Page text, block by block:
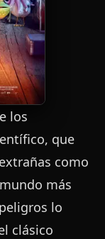
los
que
como
más
lo
clásico